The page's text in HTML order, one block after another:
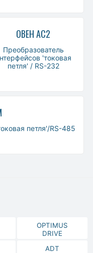
ОВЕН АС2
Преобразователь
'токовая
петля' / RS-232
петля'/RS-485
OPTIMUS
DRIVE
ADT